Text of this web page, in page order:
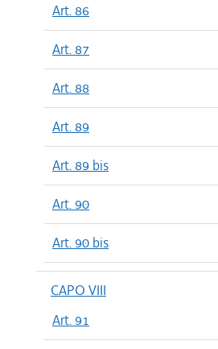
Art. 86
Art. 87
Art. 88
Art. 89
Art. 89 bis
Art. 90
Art. 90 bis
CAPO VIII
Art. 91